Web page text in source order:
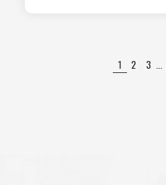
DSAは、Webページの
1 2 3 …